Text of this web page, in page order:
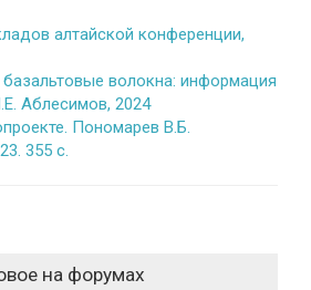
алтайской конференции,
волокна: информация
Аблесимов, 2024
Пономарев В.Б.
355 с.
на форумах